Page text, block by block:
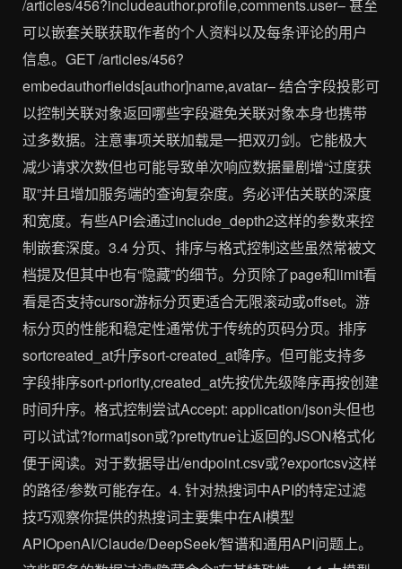
/articles/456?includeauthor.profile,comments.user– 甚至
可以嵌套关联获取作者的个人资料以及每条评论的用户
信息。GET /articles/456?
embedauthorfields[author]name,avatar– 结合字段投影可
以控制关联对象返回哪些字段避免关联对象本身也携带
过多数据。注意事项关联加载是一把双刃剑。它能极大
减少请求次数但也可能导致单次响应数据量剧增“过度获
取”并且增加服务端的查询复杂度。务必评估关联的深度
和宽度。有些API会通过include_depth2这样的参数来控
制嵌套深度。3.4 分页、排序与格式控制这些虽然常被文
档提及但其中也有“隐藏”的细节。分页除了page和limit看
看是否支持cursor游标分页更适合无限滚动或offset。游
标分页的性能和稳定性通常优于传统的页码分页。排序
sortcreated_at升序sort-created_at降序。但可能支持多
字段排序sort-priority,created_at先按优先级降序再按创建
时间升序。格式控制尝试Accept: application/json头但也
可以试试?formatjson或?prettytrue让返回的JSON格式化
便于阅读。对于数据导出/endpoint.csv或?exportcsv这样
的路径/参数可能存在。4. 针对热搜词中API的特定过滤
技巧观察你提供的热搜词主要集中在AI模型
APIOpenAI/Claude/DeepSeek/智谱和通用API问题上。